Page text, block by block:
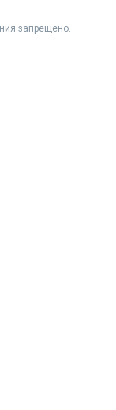
запрещено.